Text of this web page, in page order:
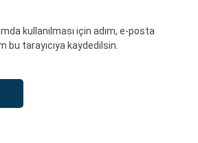
kullanılması için adım, e-posta
tarayıcıya kaydedilsin.